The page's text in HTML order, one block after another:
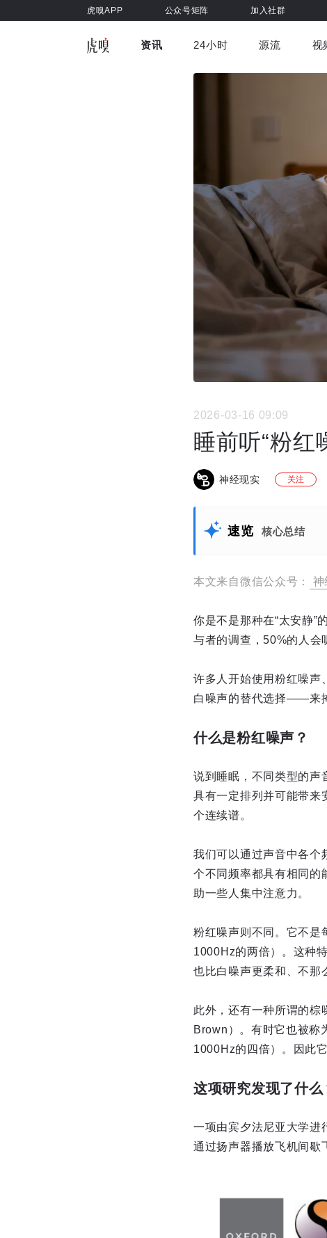
虎嗅APP 公众号矩阵 加入社群
资讯
车与出行 商
24小时 源流 视
2026-03-16 09:09
睡前听“粉红
神经现实 关注
速览 核心总结
本文来自微信公众号： 神
你是不是那种在“太安静”
与者的调查，50%的人会
许多人开始使用粉红噪
白噪声的替代选择——来
什么是粉红噪声？
说到睡眠，不同类型的声
具有一定排列并可能带来
个连续谱。
我们可以通过声音中各个
个不同频率都具有相同的
助一些人集中注意力。
粉红噪声则不同。它不是
1000Hz的两倍）。这种
也比白噪声更柔和、不那
此外，还有一种所谓的
Brown）。有时它也被称
1000Hz的四倍）。因此
这项研究发现了什么
一项由宾夕法尼亚大学进
通过扬声器播放飞机间歇